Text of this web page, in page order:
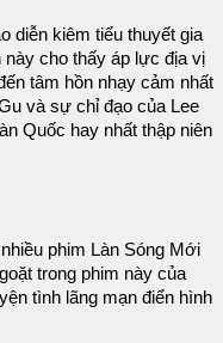
diễn kiêm tiểu thuyết gia
này cho thấy áp lực địa vị
tâm hồn nhạy cảm nhất
và sự chỉ đạo của Lee
Quốc hay nhất thập niên
phim Làn Sóng Mới
trong phim này của
tình lãng mạn điển hình